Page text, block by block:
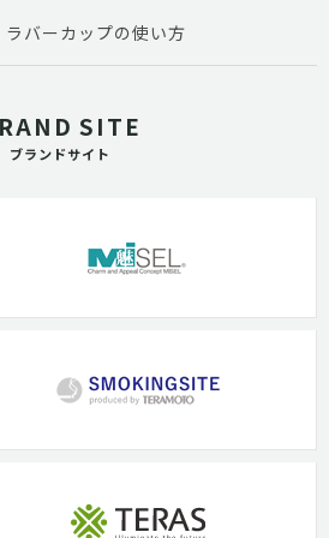
ラバーカップの使い方
SITE
ブランドサイト